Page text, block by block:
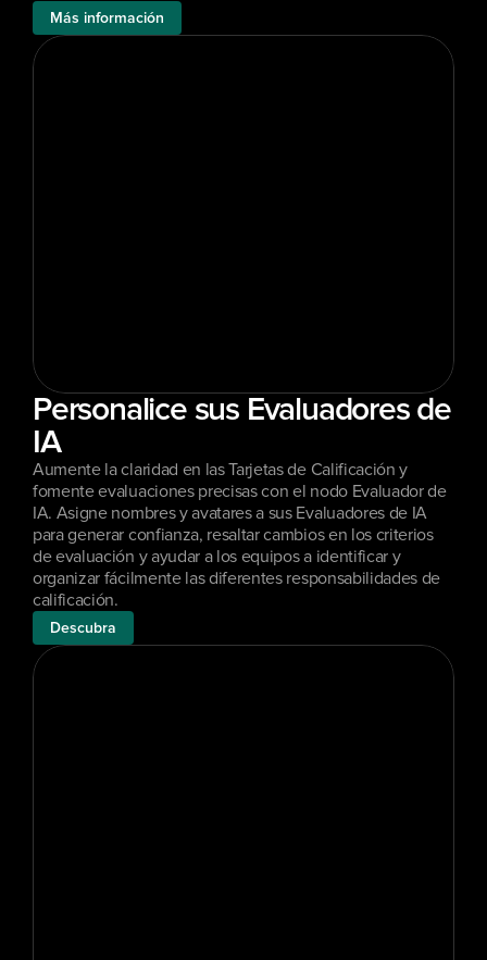
Más información
Personalice sus Evaluadores de
IA
Aumente la claridad en las Tarjetas de Calificación y
fomente evaluaciones precisas con el nodo Evaluador de
IA. Asigne nombres y avatares a sus Evaluadores de IA
para generar confianza, resaltar cambios en los criterios
de evaluación y ayudar a los equipos a identificar y
organizar fácilmente las diferentes responsabilidades de
calificación.
Descubra